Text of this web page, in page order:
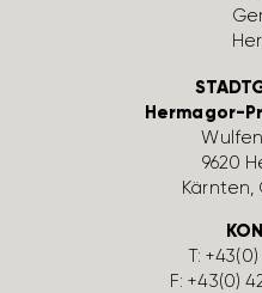
Hermagor-
9620
T:
F: +43(0)